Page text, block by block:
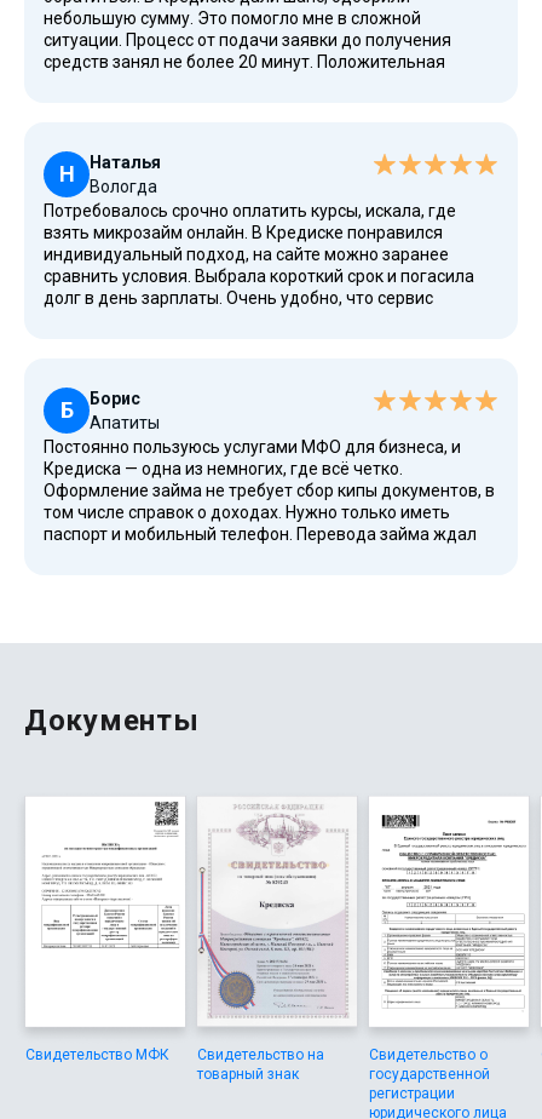
небольшую сумму. Это помогло мне в сложной
ситуации. Процесс от подачи заявки до получения
средств занял не более 20 минут. Положительная
Н
Наталья
Вологда
Потребовалось срочно оплатить курсы, искала, где
взять микрозайм онлайн. В Кредиске понравился
индивидуальный подход, на сайте можно заранее
сравнить условия. Выбрала короткий срок и погасила
долг в день зарплаты. Очень удобно, что сервис
Б
Борис
Апатиты
Постоянно пользуюсь услугами МФО для бизнеса, и
Кредиска — одна из немногих, где всё четко.
Оформление займа не требует сбор кипы документов, в
том числе справок о доходах. Нужно только иметь
паспорт и мобильный телефон. Перевода займа ждал
Документы
Свидетельство МФК
Свидетельство на
товарный знак
Свидетельство о
государственной
регистрации
юридического лица